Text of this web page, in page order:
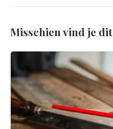
Misschien vind je